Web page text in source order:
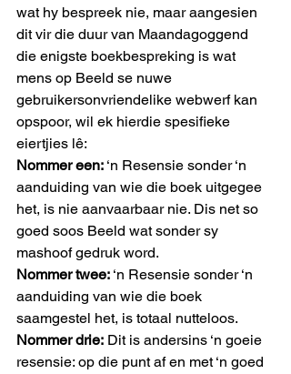
wat hy bespreek nie, maar aangesien
dit vir die duur van Maandagoggend
die enigste boekbespreking is wat
mens op Beeld se nuwe
gebruikersonvriendelike webwerf kan
opspoor, wil ek hierdie spesifieke
eiertjies lê:
Nommer een: ‘n Resensie sonder ‘n
aanduiding van wie die boek uitgegee
het, is nie aanvaarbaar nie. Dis net so
goed soos Beeld wat sonder sy
mashoof gedruk word.
Nommer twee: ‘n Resensie sonder ‘n
aanduiding van wie die boek
saamgestel het, is totaal nutteloos.
Nommer drie: Dit is andersins ‘n goeie
resensie: op die punt af en met ‘n goed